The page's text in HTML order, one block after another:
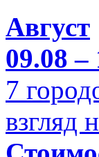
Август
09.08 –
7
взгляд